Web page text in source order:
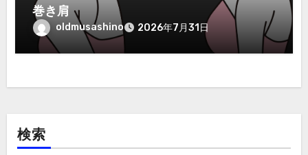
巻き肩
oldmusashino 2026年7月31日
検索